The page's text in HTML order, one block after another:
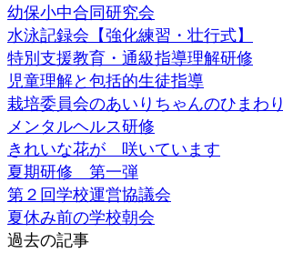
幼保小中合同研究会
水泳記録会【強化練習・壮行式】
特別支援教育・通級指導理解研修
児童理解と包括的生徒指導
栽培委員会のあいりちゃんのひまわり
メンタルヘルス研修
きれいな花が 咲いています
夏期研修 第一弾
第２回学校運営協議会
夏休み前の学校朝会
過去の記事